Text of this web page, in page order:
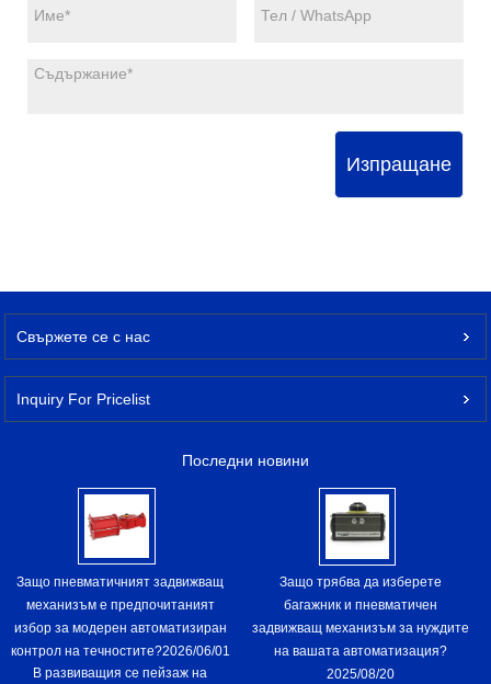
Изпращане
Свържете се с нас
Inquiry For Pricelist
Последни новини
Защо пневматичният задвижващ
механизъм е предпочитаният
избор за модерен автоматизиран
контрол на течностите?2026/06/01
В развиващия се пейзаж на
Защо трябва да изберете
багажник и пневматичен
задвижващ механизъм за нуждите
на вашата автоматизация?
2025/08/20